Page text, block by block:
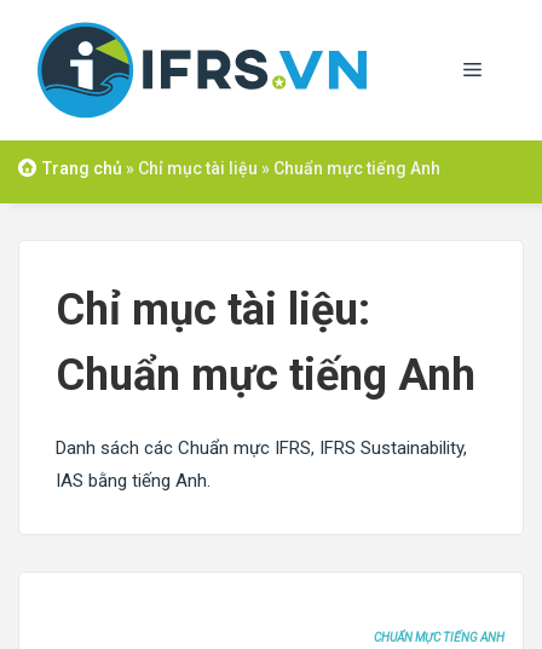
content
Menu
Trang chủ » Chỉ mục tài liệu » Chuẩn mực tiếng Anh
Chỉ mục tài liệu:
Chuẩn mực tiếng Anh
Danh sách các Chuẩn mực IFRS, IFRS Sustainability,
IAS bằng tiếng Anh.
CHUẨN MỰC TIẾNG ANH